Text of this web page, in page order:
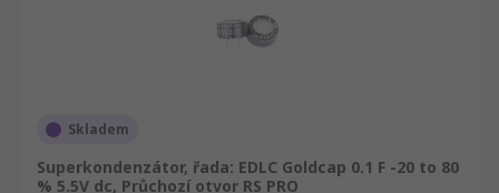
Skladem
Superkondenzátor, řada: EDLC Goldcap 0.1 F -20 to 80
% 5.5V dc, Průchozí otvor RS PRO